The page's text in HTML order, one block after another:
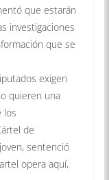
que estarán
investigaciones
que se
exigen
quieren una
los
de
sentenció
opera aquí,